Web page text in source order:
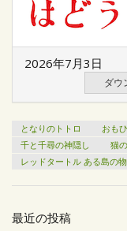
2026年7月3日
ダウ
となりのトトロ おも
千と千尋の神隠し
猫
レッドタートル ある島の
最近の投稿